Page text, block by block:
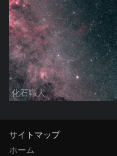
化石職人
サイトマップ
ホーム